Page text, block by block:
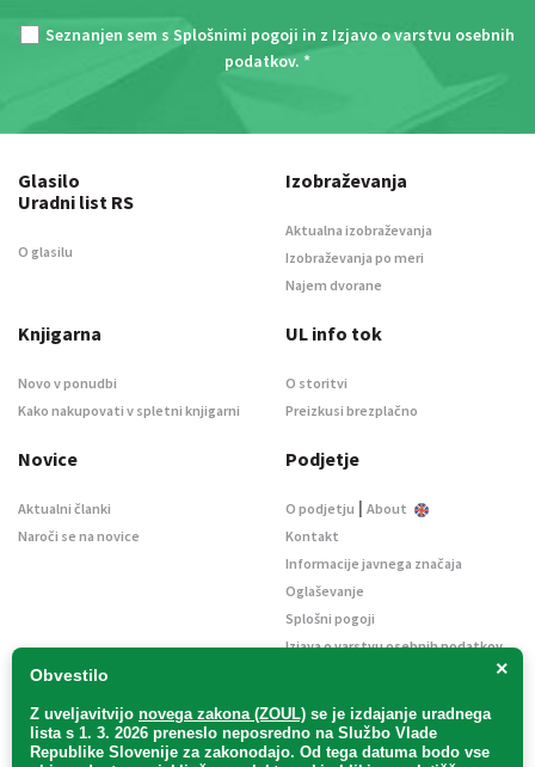
Seznanjen sem s Splošnimi pogoji in z Izjavo o varstvu osebnih
podatkov. *
×
Obvestilo
Z uveljavitvijo novega zakona (ZOUL) se je izdajanje uradnega
lista s 1. 3. 2026 preneslo neposredno na Službo Vlade
Republike Slovenije za zakonodajo. Od tega datuma bodo vse
Glasilo
Uradni list RS
O glasilu
Izobraževanja
Aktualna izobraževanja
Izobraževanja po meri
Najem dvorane
Knjigarna
Novo v ponudbi
Kako nakupovati v spletni knjigarni
UL info tok
O storitvi
Preizkusi brezplačno
Novice
Aktualni članki
Naroči se na novice
Podjetje
O podjetju | About
Kontakt
Informacije javnega značaja
Oglaševanje
Splošni pogoji
Izjava o varstvu osebnih podatkov